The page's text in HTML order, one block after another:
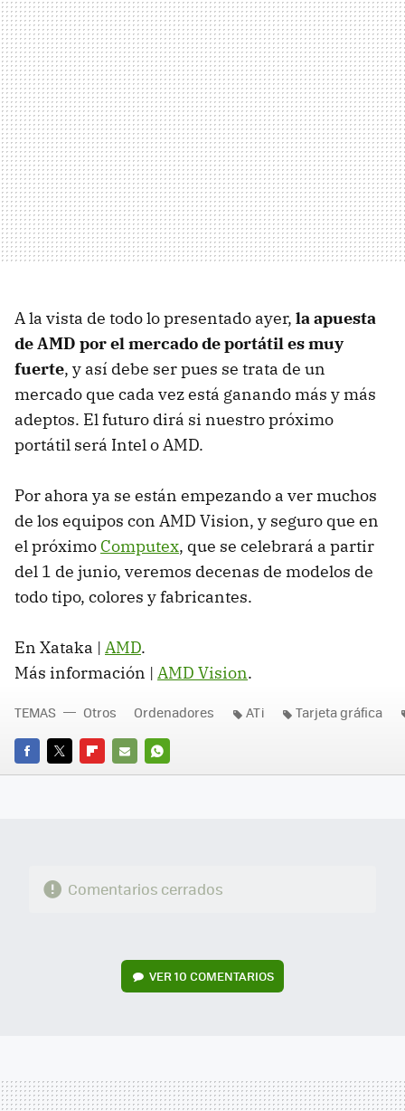
A la vista de todo lo presentado ayer, la apuesta
deAMD por el mercado de portátil es muy
fuerte, y así debe ser pues se trata de un
mercado que cada vez está ganando más y más
adeptos. El futuro dirá si nuestro próximo
portátil será Intel oAMD.
Por ahora ya se están empezando a ver muchos
de los equipos con AMD Vision, y seguro que en
el próximo Computex, que se celebrará a partir
del 1 de junio, veremos decenas de modelos de
todo tipo, colores y fabricantes.
En Xataka | AMD.
Más información | AMD Vision.
FACEBOOK
TWITTERFLIPBOARD
E-
WHATSAPP
TEMAS Otros Ordenadores ATi Tarjeta gráfica
Comentarios cerrados
VER 10 COMENTARIOS